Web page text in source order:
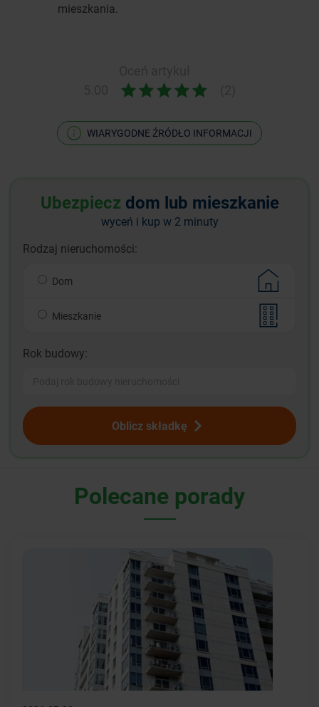
mieszkania.
WIARYGODNE ŹRÓDŁO INFORMACJI
Ubezpiecz dom lub mieszkanie
wyceń i kup w 2 minuty
Rodzaj nieruchomości:
Dom
Mieszkanie
Rok budowy:
Oblicz składkę
Polecane porady